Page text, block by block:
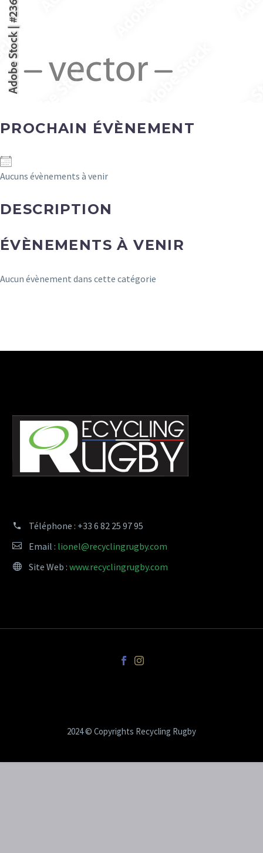
PROCHAIN ÉVÈNEMENT
Aucuns évènements à venir
DESCRIPTION
ÉVÈNEMENTS À VENIR
Aucun évènement dans cette catégorie
Téléphone : +33 6 82 25 97 95
Email : lionel@recyclingrugby.com
Site Web : www.recyclingrugby.com
2024 © Copyrights Recycling Rugby